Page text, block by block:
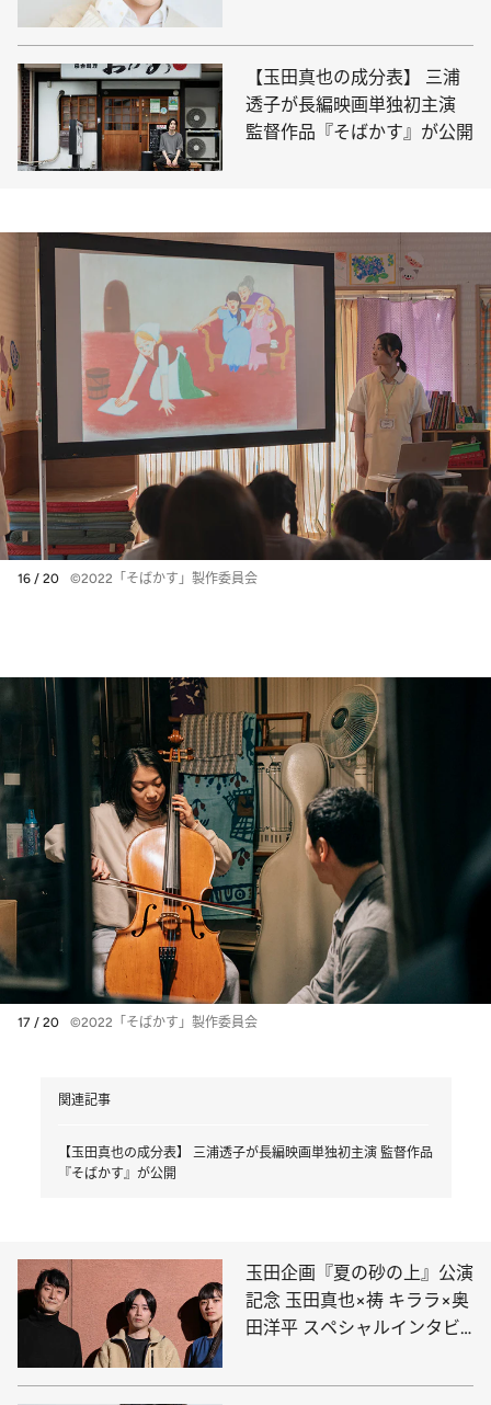
【玉田真也の成分表】 三浦
透子が長編映画単独初主演
監督作品『そばかす』が公開
16 / 20 ©2022「そばかす」製作委員会
17 / 20 ©2022「そばかす」製作委員会
関連記事
【玉田真也の成分表】 三浦透子が長編映画単独初主演 監督作品
『そばかす』が公開
玉田企画『夏の砂の上』公演
記念 玉田真也×祷 キララ×奥
田洋平 スペシャルインタビ